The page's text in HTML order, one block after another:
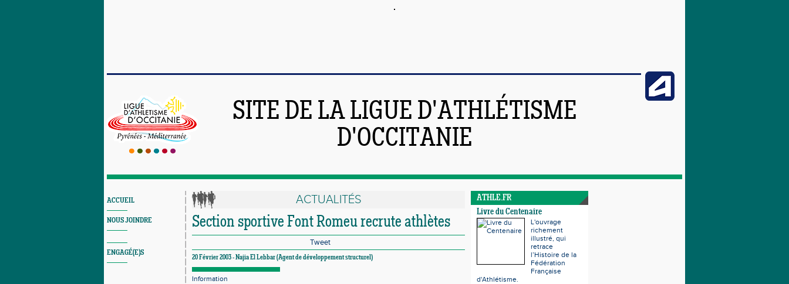
SITE DE LA LIGUE D'ATHLÉTISME
D'OCCITANIE
ACCUEIL
NOUS JOINDRE
ENGAGÉ(E)S
ACTUALITÉS
Section sportive Font Romeu recrute athlètes
Tweet
20 Février 2003 - Najia El Lebbar (Agent de développement structurel)
Information
ATHLE.FR
Livre du Centenaire
L'ouvrage
richement
illustré, qui
retrace
l’Histoire de la
Fédération
Française
d'Athlétisme.